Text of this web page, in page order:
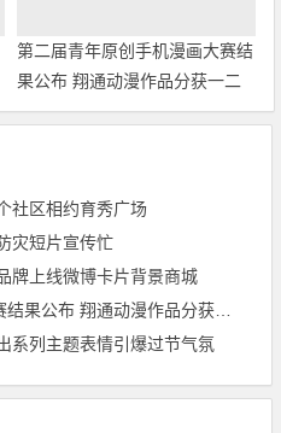
第二届青年原创手机漫画大赛结
果公布 翔通动漫作品分获一二
等奖
社区相约育秀广场
灾短片宣传忙
牌上线微博卡片背景商城
布 翔通动漫作品分获一二等奖
系列主题表情引爆过节气氛